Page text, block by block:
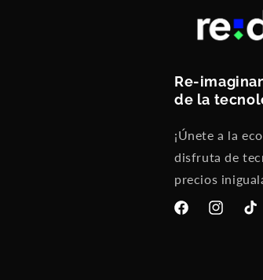
Re-
de la
¡Únete a la
disfruta de
precios
FacebookInstagram